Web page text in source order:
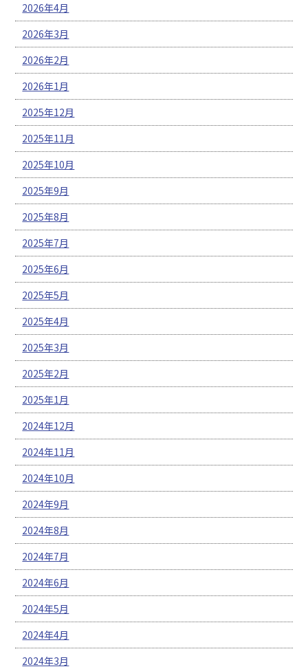
2026年4月
2026年3月
2026年2月
2026年1月
2025年12月
2025年11月
2025年10月
2025年9月
2025年8月
2025年7月
2025年6月
2025年5月
2025年4月
2025年3月
2025年2月
2025年1月
2024年12月
2024年11月
2024年10月
2024年9月
2024年8月
2024年7月
2024年6月
2024年5月
2024年4月
2024年3月